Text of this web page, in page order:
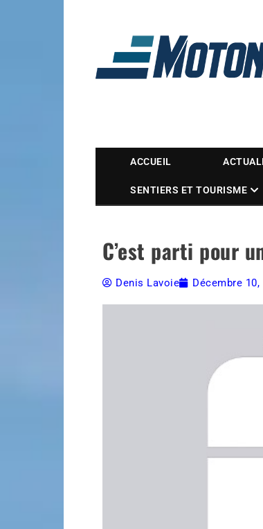
Magazine
ACCUEIL
SENTIERS ET TOURISME
C’est parti pour
Denis Lavoie Décembre 10,